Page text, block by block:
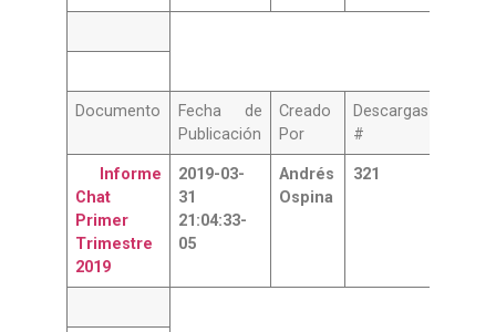
Documento
Fecha de
Publicación
Creado
Por
Descargas
#
Informe
Chat
Primer
Trimestre
2019
2019-03-
31
21:04:33-
05
Andrés
Ospina
321